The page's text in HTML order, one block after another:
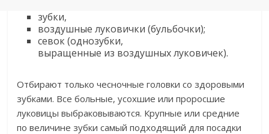
зубки,
воздушные луковички (бульбочки);
севок (однозубки,
выращенные из воздушных луковичек).
Отбирают только чесночные головки со здоровыми
зубками. Все больные, усохшие или проросшие
луковицы выбраковываются. Крупные или средние
по величине зубки самый подходящий для посадки